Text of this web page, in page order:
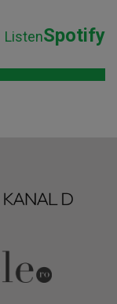
ListenSpotify